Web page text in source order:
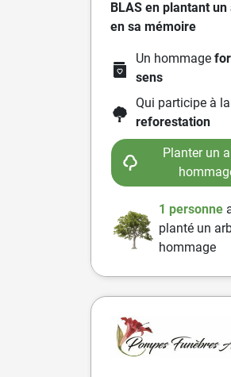
BLAS en plantant un
en sa mémoire
Un hommage
sens
Qui participe à la
reforestation
Planter un
1 personne
planté un
hommage